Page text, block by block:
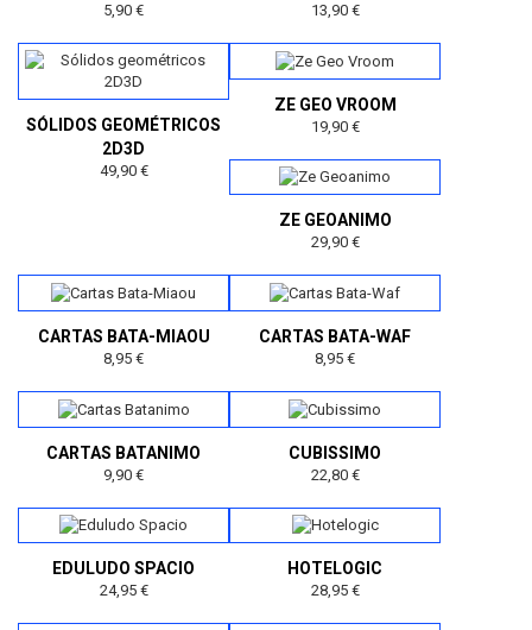
5,90 € 13,90 €
SÓLIDOS GEOMÉTRICOS
2D3D
49,90 €
ZE GEO VROOM
19,90 €
ZE GEOANIMO
29,90 €
CARTAS BATA-MIAOU
8,95 €
CARTAS BATA-WAF
8,95 €
CARTAS BATANIMO
9,90 €
CUBISSIMO
22,80 €
EDULUDO SPACIO
24,95 €
HOTELOGIC
28,95 €